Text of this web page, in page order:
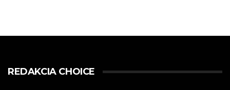
REDAKCIA CHOICE